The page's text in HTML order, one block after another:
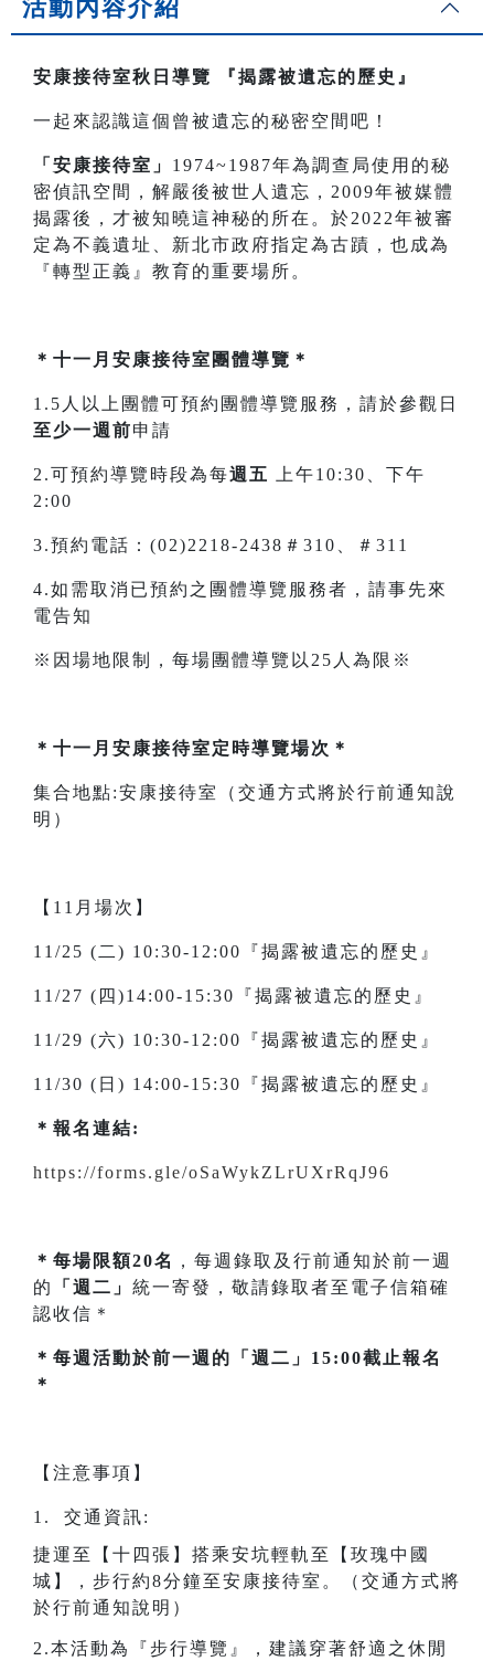
活動內容介紹
安康接待室秋日導覽 『揭露被遺忘的歷史』
一起來認識這個曾被遺忘的秘密空間吧！
「安康接待室」 1974~1987年為調查局使用的秘
密偵訊空間，解嚴後被世人遺忘，2009年被媒體
揭露後，才被知曉這神秘的所在。於2022年被審
定為不義遺址、新北市政府指定為古蹟，也成為
『轉型正義』教育的重要場所。
＊十一月安康接待室團體導覽＊
1.5人以上團體可預約團體導覽服務，請於參觀日
至少一週前申請
2.可預約導覽時段為每週五
上午10:30、下午
2:00
3.預約電話：(02)2218-2438＃310、＃311
4.如需取消已預約之團體導覽服務者，請事先來
電告知
※因場地限制，每場團體導覽以25人為限※
＊十一月安康接待室定時導覽場次＊
集合地點:安康接待室（交通方式將於行前通知說
明）
【11月場次】
11/25 (二) 10:30-12:00『揭露被遺忘的歷史』
11/27 (四)14:00-15:30『揭露被遺忘的歷史』
11/29 (六) 10:30-12:00『揭露被遺忘的歷史』
11/30 (日) 14:00-15:30『揭露被遺忘的歷史』
＊ 報名連結:
https://forms.gle/oSaWykZLrUXrRqJ96
＊每場限額20名
，每週錄取及行前通知於前一週
的
「週二」 統一寄發，敬請錄取者至電子信箱確
認收信＊
＊每週活動於前一週的「週二」15:00截止報名
＊
【注意事項】
1. 交通資訊:
捷運至【十四張】搭乘安坑輕軌至【玫瑰中國
城】，步行約8分鐘至安康接待室。（交通方式將
於行前通知說明）
2.本活動為『步行導覽』，建議穿著舒適之休閒